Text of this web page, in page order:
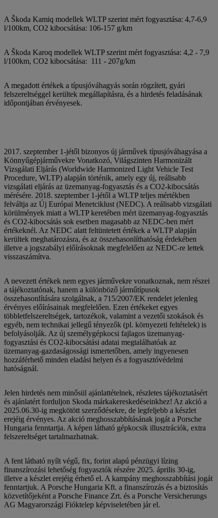
A Škoda Kamiq modellek WLTP szerint mért fogyasztása: 4,7-6,9
l/100km, CO2 kibocsátása: 106-157 g/km
A Škoda Karoq modellek WLTP szerint mért fogyasztása: 4,2 - 7,9
l/100km, CO2 kibocsátása: 111 - 207g/km
A megadott értékek a típusjóváhagyás során rögzített, gyári
felszereltséggel kerültek megállapításra, és a hirdetés feladásának
időpontjában érvényesek.
2017. szeptember 1-jétől bizonyos új járművek típusjóváhagyása a
Könnyűgépjárművekre Vonatkozó, Világszinten Harmonizált
Vizsgálati Eljárás (Worldwide Harmonized Light Vehicle Test
Procedure, WLTP) alapján történik, amely egy új, reálisabb
vizsgálati eljárás az üzemanyag-fogyasztás és a CO2-kibocsátás
mérésére. 2018. szeptember 1-jétől a WLTP teljes mértékben
felváltja az Új Európai Menetciklust (NEDC). A reálisabb vizsgálati
körülmények miatt a WLTP keretében mért üzemanyag-fogyasztás
és CO2-kibocsátás sok esetben magasabb az NEDC-ben mért
értékeknél. Az NEDC alatt feltüntetett értékek a WLTP alapján
kerültek meghatározásra, és az összehasonlíthatóság érdekében
illetve a jogszabályi előírásoknak megfelelően az NEDC-re lettek
visszaszámítva.
A nevezett értékek nem egyes járművekre vonatkoznak, nem részei
a tájékoztatónak, hanem a különböző járműtípusok
összehasonlítására szolgálnak, a 715/2007/EK rendelet jelenleg
érvényes előírásainak megfelelően. Ezen értékeket egyes
többletfelszereltségek, tartozékok, valamint a vezetői szokások és
egyéb, nem technikai jellegű tényezők (pl. környezeti feltételek) is
befolyásolják. Az új személygépkocsi fajlagos üzemanyag-
fogyasztási és CO2-kibocsátási adatai megtalálhatóak az
üzemanyag-gazdaságossági ismertetőben, amely ingyenesen
hozzáférhető minden eladási helyen és a fogyasztóvédelmi
hatóságnál.
Jelen hirdetés nem minősül ajánlattételnek, részletes tájékoztatásért
és ajánlatért forduljon Skoda márkakereskedéseinkhez! Az akció a
2025.06.30-ig megkötött szerződésekre, de legfeljebb a készlet
erejéig érvényes. Az akció meghosszabbításának jogát a Porsche
Hungaria fenntartja. A képen látható gépkocsik illusztrációk, extra
felszereltséget tartalmazhatnak.
A fent látható nyílt végű, fix, forint alapú pénzügyi lízing
finanszírozási lehetőség fogyasztók részére 2025. április 30-ig,
illetve a készlet erejéig érhető el. A kampány meghosszabbítási jogát
fenntartjuk. A Porsche Hungaria Kft. a finanszírozás és a biztosítás
közvetítőjeként a Porsche Finance Zrt. és a Porsche Versicherungs
AG Magyarországi Fióktelep képviseletében jár el.